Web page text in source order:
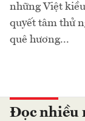
những Việt
quyết tâm thử
quê hương...
Đọc nhiều